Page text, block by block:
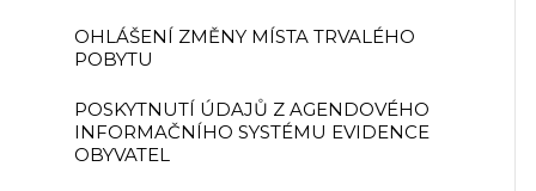
OHLÁŠENÍ ZMĚNY MÍSTA TRVALÉHO
POBYTU
POSKYTNUTÍ ÚDAJŮ Z AGENDOVÉHO
INFORMAČNÍHO SYSTÉMU EVIDENCE
OBYVATEL